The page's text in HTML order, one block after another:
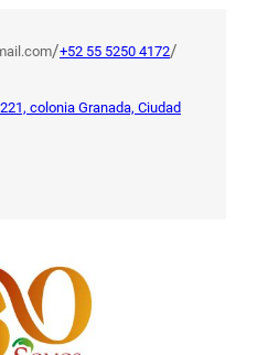
/+52 55 5250 4172/
colonia Granada, Ciudad